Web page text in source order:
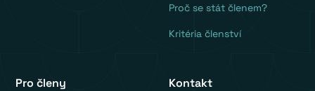
Proč se stát členem?
Kritéria členství
Pro členy Kontakt